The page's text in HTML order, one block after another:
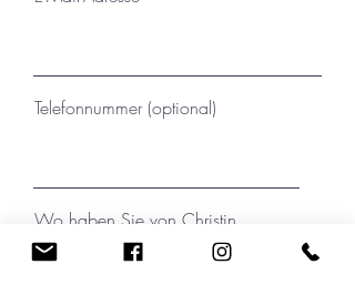
Telefonnummer (optional)
Wo haben Sie von Christin
Kirchner gehört?